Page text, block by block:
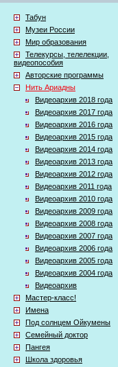
Табун
Музеи России
Мир образования
Телекурсы, телелекции,
видеопособия
Авторские программы
Нить Ариадны
Видеоархив 2018 года
Видеоархив 2017 года
Видеоархив 2016 года
Видеоархив 2015 года
Видеоархив 2014 года
Видеоархив 2013 года
Видеоархив 2012 года
Видеоархив 2011 года
Видеоархив 2010 года
Видеоархив 2009 года
Видеоархив 2008 года
Видеоархив 2007 года
Видеоархив 2006 года
Видеоархив 2005 года
Видеоархив 2004 года
Видеоархив
Мастер-класс!
Имена
Под солнцем Ойкумены
Семейный доктор
Пангея
Школа здоровья